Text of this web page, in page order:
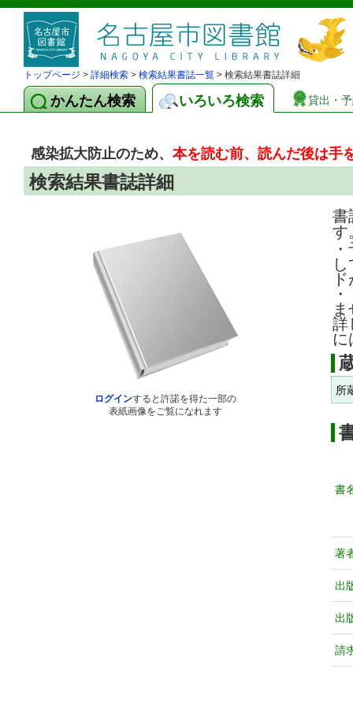
トップページ > 詳細検索 > 検索結果書誌一覧 > 検索結果書誌詳細
かんたん検索 いろいろ検索 貸出・
感染拡大防止のため、本を読む前、読んだ後は手
検索結果書誌詳細
ログインすると許諾を得た一部の
表紙画像をご覧になれます
書
す
詳
に
所
書
著
出
出
請